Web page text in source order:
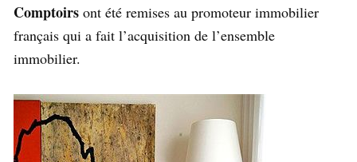
Comptoirs ont été remises au promoteur immobilier
français qui a fait l’acquisition de l’ensemble
immobilier.